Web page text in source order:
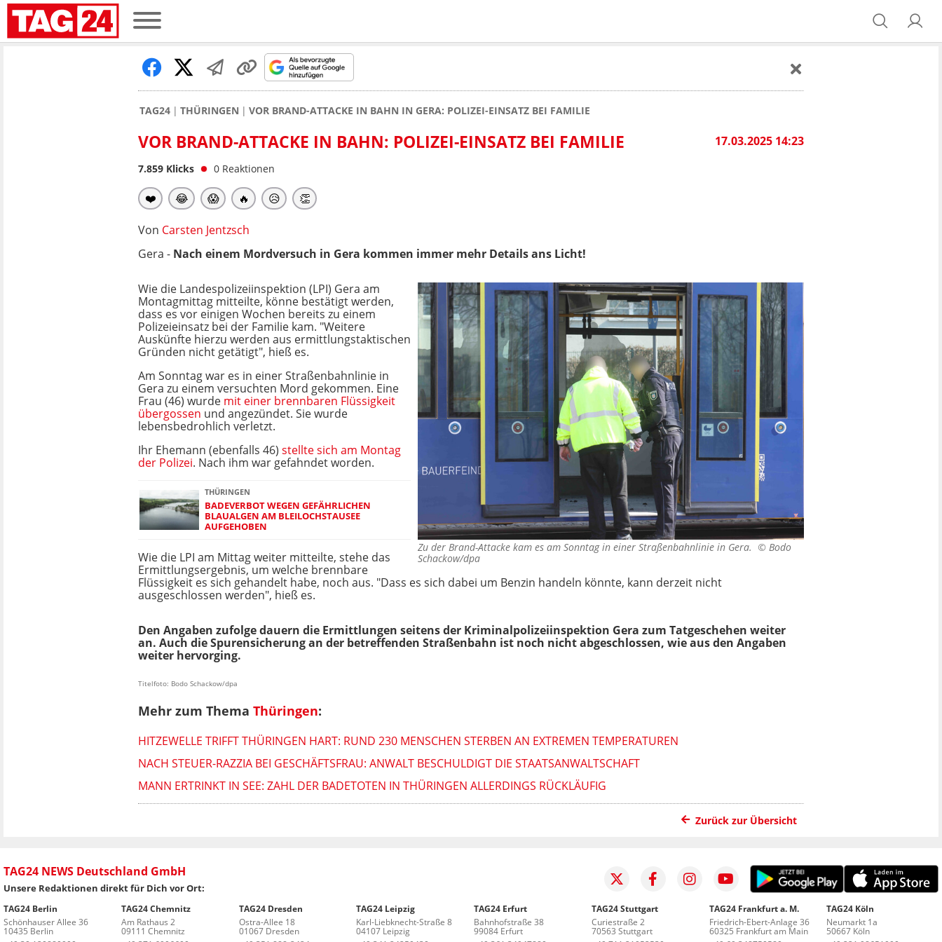
TAG24 THÜRINGEN VOR BRAND-ATTACKE IN BAHN IN GERA: POLIZEI-EINSATZ BEI FAMILIE
17.03.2025 14:23
VOR BRAND-ATTACKE IN BAHN: POLIZEI-EINSATZ BEI FAMILIE
7.859 Klicks 0 Reaktionen
❤️ 😂 😱 🔥 😥 👏
Von Carsten Jentzsch
Gera - Nach einem Mordversuch in Gera kommen immer mehr Details ans Licht!
Zu der Brand-Attacke kam es am Sonntag in einer Straßenbahnlinie in Gera. © Bodo
Schackow/dpa
Wie die Landespolizeiinspektion (LPI) Gera am
Montagmittag mitteilte, könne bestätigt werden,
dass es vor einigen Wochen bereits zu einem
Polizeieinsatz bei der Familie kam. "Weitere
Auskünfte hierzu werden aus ermittlungstaktischen
Gründen nicht getätigt", hieß es.
Am Sonntag war es in einer Straßenbahnlinie in
Gera zu einem versuchten Mord gekommen. Eine
Frau (46) wurde mit einer brennbaren Flüssigkeit
übergossen und angezündet. Sie wurde
lebensbedrohlich verletzt.
Ihr Ehemann (ebenfalls 46) stellte sich am Montag
der Polizei. Nach ihm war gefahndet worden.
THÜRINGEN
BADEVERBOT WEGEN GEFÄHRLICHEN
BLAUALGEN AM BLEILOCHSTAUSEE
AUFGEHOBEN
Wie die LPI am Mittag weiter mitteilte, stehe das
Ermittlungsergebnis, um welche brennbare
Flüssigkeit es sich gehandelt habe, noch aus. "Dass es sich dabei um Benzin handeln könnte, kann derzeit nicht
ausgeschlossen werden", hieß es.
Den Angaben zufolge dauern die Ermittlungen seitens der Kriminalpolizeiinspektion Gera zum Tatgeschehen weiter
an. Auch die Spurensicherung an der betreffenden Straßenbahn ist noch nicht abgeschlossen, wie aus den Angaben
weiter hervorging.
Titelfoto: Bodo Schackow/dpa
Mehr zum Thema Thüringen:
HITZEWELLE TRIFFT THÜRINGEN HART: RUND 230 MENSCHEN STERBEN AN EXTREMEN TEMPERATUREN
NACH STEUER-RAZZIA BEI GESCHÄFTSFRAU: ANWALT BESCHULDIGT DIE STAATSANWALTSCHAFT
MANN ERTRINKT IN SEE: ZAHL DER BADETOTEN IN THÜRINGEN ALLERDINGS RÜCKLÄUFIG
Zurück zur Übersicht
TAG24 NEWS Deutschland GmbH
Unsere Redaktionen direkt für Dich vor Ort:
TAG24 Berlin
Schönhauser Allee 36
10435 Berlin
TAG24 Chemnitz
Am Rathaus 2
09111 Chemnitz
TAG24 Dresden
Ostra-Allee 18
01067 Dresden
TAG24 Leipzig
Karl-Liebknecht-Straße 8
04107 Leipzig
TAG24 Erfurt
Bahnhofstraße 38
99084 Erfurt
TAG24 Stuttgart
Curiestraße 2
70563 Stuttgart
TAG24 Frankfurt a. M.
Friedrich-Ebert-Anlage 36
60325 Frankfurt am Main
TAG24 Köln
Neumarkt 1a
50667 Köln